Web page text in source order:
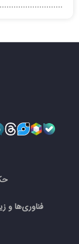
فناوری‌ها و